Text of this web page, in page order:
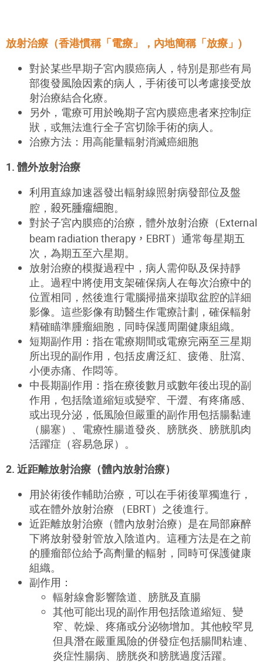
放射治療（香港慣稱「電療」，內地簡稱「放療」)
對於某些早期子宮內膜癌病人，特別是那些有局
部復發風險因素的病人，手術後可以考慮接受放
射治療結合化療。
另外，電療可用於晚期子宮內膜癌患者來控制症
狀，或無法進行全子宮切除手術的病人。
治療方法：用高能量輻射消滅癌細胞
1. 體外放射治療
利用直線加速器發出輻射線照射病發部位及盤
腔， 殺死腫瘤細胞。
對於子宮內膜癌的治療，體外放射治療（External
beam radiation therapy ， EBRT）通常每星期五
次，為期五至六星期。
放射治療的模擬過程中，病人需仰臥及保持靜
止。過程中將使用支架確保病人在每次治療中的
位置相同，然後進行電腦掃描來擷取盆腔的詳細
影像。這些影像有助醫生作電療計劃，確保輻射
精確瞄準腫瘤細胞，同時保護周圍健康組織。
短期副作用：指在電療期間或電療完兩至三星期
所出現的副作用，包括皮膚泛紅、疲倦、肚瀉、
小便赤痛、作悶等。
中長期副作用：指在療後數月或數年後出現的副
作用，包括陰道縮短或變窄、干澀、有疼痛感、
或出現分泌，低風險但嚴重的副作用包括腸黏連
（腸塞）、電療性腸道發炎、膀胱炎、膀胱肌肉
活躍症（容易急尿）。
2. 近距離放射治療（體內放射治療）
用於術後作輔助治療，可以在手術後單獨進行，
或在體外放射治療 （EBRT）之後進行。
近距離放射治療（體內放射治療）是在局部麻醉
下將放射發射管放入陰道內。這種方法是在之前
的腫瘤部位給予高劑量的輻射，同時可保護健康
組織。
副作用：
輻射線會影響陰道、膀胱及直腸
其他可能出現的副作用包括陰道縮短、變
窄、乾燥、疼痛或分泌物增加。其他較罕見
但具潛在嚴重風險的併發症包括腸間粘連、
炎症性腸病、膀胱炎和膀胱過度活躍。